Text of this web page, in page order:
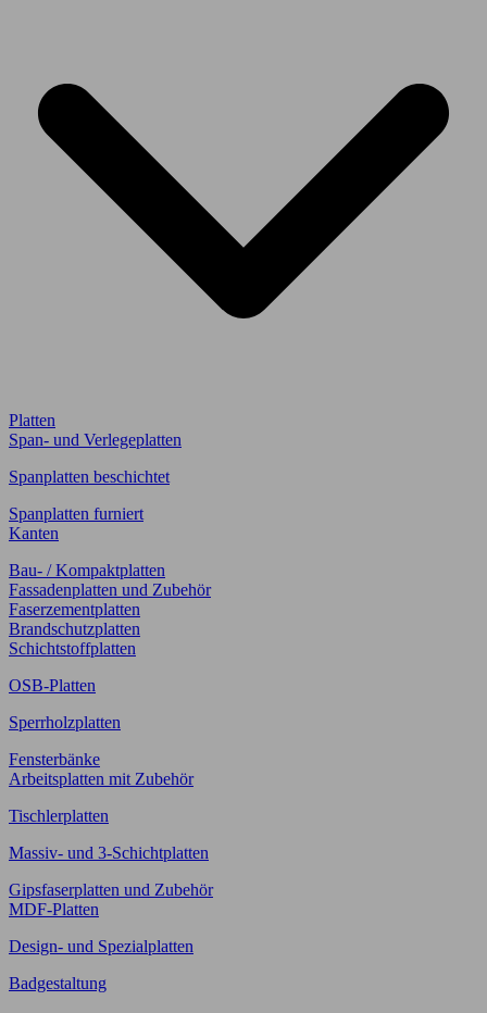
Platten
Span- und Verlegeplatten
Spanplatten beschichtet
Spanplatten furniert
Kanten
Bau- / Kompaktplatten
Fassadenplatten und Zubehör
Faserzementplatten
Brandschutzplatten
Schichtstoffplatten
OSB-Platten
Sperrholzplatten
Fensterbänke
Arbeitsplatten mit Zubehör
Tischlerplatten
Massiv- und 3-Schichtplatten
Gipsfaserplatten und Zubehör
MDF-Platten
Design- und Spezialplatten
Badgestaltung